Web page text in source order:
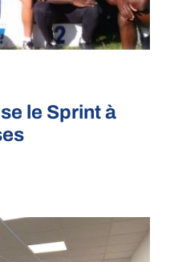
le Sprint à